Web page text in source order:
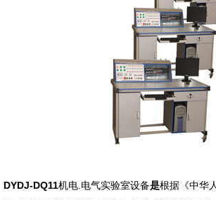
DYDJ-DQ11机电.电气实验室设备是根据《中华